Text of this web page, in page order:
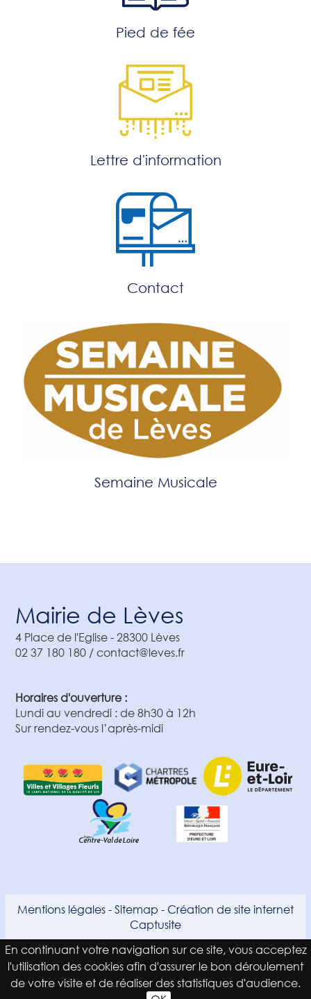
Pied de fée
Lettre d'information
Contact
Semaine Musicale
Mairie de Lèves
4 Place de l'Eglise-28300 Lèves
02 37 180 180 / contact@leves.fr
Horaires d'ouverture :
Lundi au vendredi : de 8h30 à 12h
Sur rendez-vous l’après-midi
Mentions légales-Sitemap - Création de site internet
Captusite
En continuant votre navigation sur ce site, vous acceptez
l'utilisation des cookies afin d'assurer le bon déroulement
de votre visite et de réaliser des statistiques d'audience.